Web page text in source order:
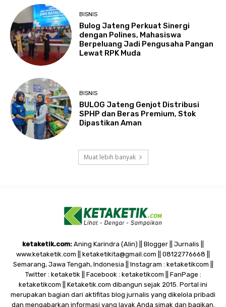
BISNIS
Bulog Jateng Perkuat Sinergi
dengan Polines, Mahasiswa
Berpeluang Jadi Pengusaha Pangan
Lewat RPK Muda
BISNIS
BULOG Jateng Genjot Distribusi
SPHP dan Beras Premium, Stok
Dipastikan Aman
Muat lebih banyak
ketaketik.com: Aning Karindra (Alin) || Blogger || Jurnalis ||
www.ketaketik.com || ketaketikita@gmail.com || 08122776668 ||
Semarang, Jawa Tengah, Indonesia || Instagram : ketaketikcom ||
Twitter : ketaketik || Facebook : ketaketikcom || FanPage :
ketaketikcom || Ketaketik.com dibangun sejak 2015. Portal ini
merupakan bagian dari aktifitas blog jurnalis yang dikelola pribadi
dan mengabarkan informasi yang layak Anda simak dan bagikan.